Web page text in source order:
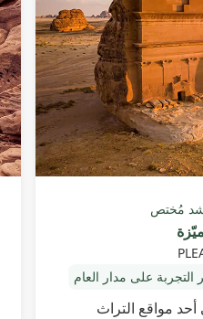
مُختص
التجربة على مدار العام
مواقع التراث